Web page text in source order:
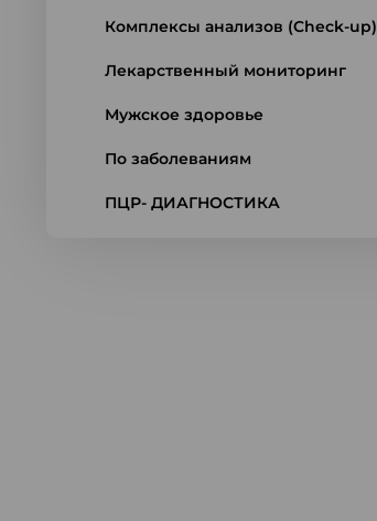
Комплексы анализов (Check-up)
Лекарственный мониторинг
Мужское здоровье
По заболеваниям
ПЦР- ДИАГНОСТИКА